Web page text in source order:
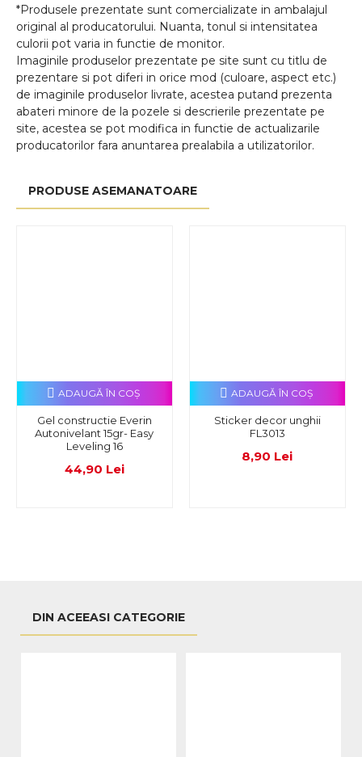
*Produsele prezentate sunt comercializate in ambalajul
original al producatorului. Nuanta, tonul si intensitatea
culorii pot varia in functie de monitor.
Imaginile produselor prezentate pe site sunt cu titlu de
prezentare si pot diferi in orice mod (culoare, aspect etc.)
de imaginile produselor livrate, acestea putand prezenta
abateri minore de la pozele si descrierile prezentate pe
site, acestea se pot modifica in functie de actualizarile
producatorilor fara anuntarea prealabila a utilizatorilor.
PRODUSE ASEMANATOARE
Gel constructie Everin
Autonivelant 15gr- Easy
Leveling 16
44,90 Lei
ADAUGĂ ÎN COŞ
Sticker decor unghii
FL3013
8,90 Lei
ADAUGĂ ÎN COŞ
DIN ACEEASI CATEGORIE